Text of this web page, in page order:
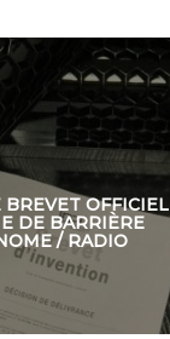
OFFICIEL
DE BARRIÈRE
/ RADIO